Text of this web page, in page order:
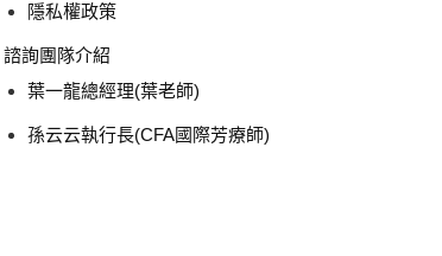
隱私權政策
諮詢團隊介紹
葉一龍總經理(葉老師)
孫云云執行長(CFA國際芳療師)